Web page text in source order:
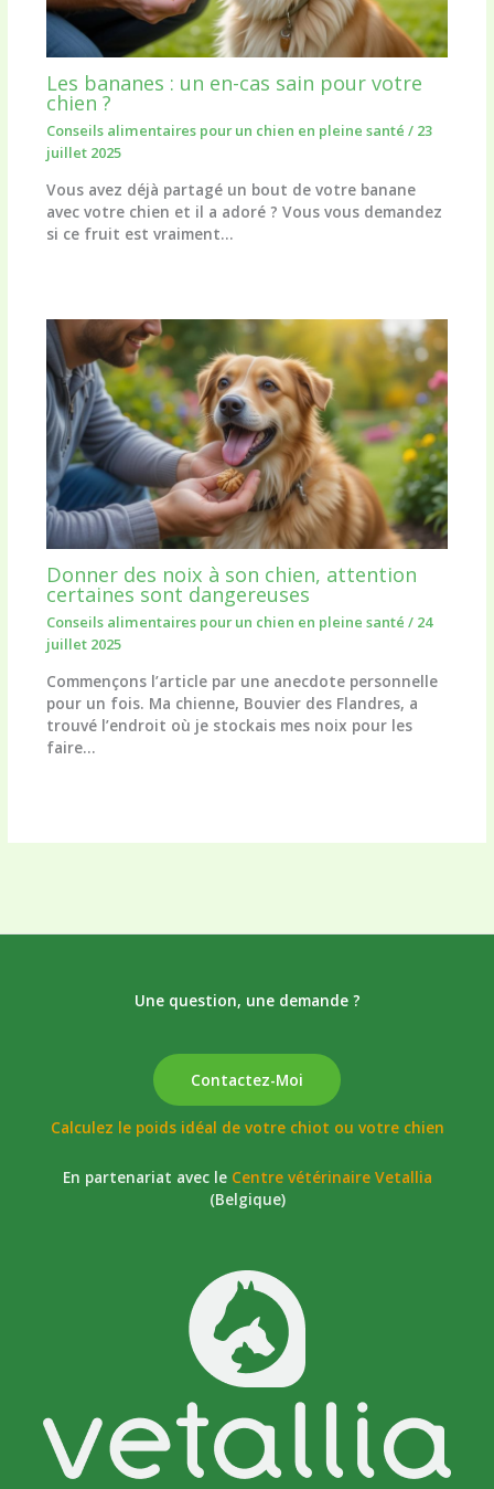
Les bananes : un en-cas sain pour votre
chien ?
Conseils alimentaires pour un chien en pleine santé / 23
juillet 2025
Vous avez déjà partagé un bout de votre banane
avec votre chien et il a adoré ? Vous vous demandez
si ce fruit est vraiment…
Donner des noix à son chien, attention
certaines sont dangereuses
Conseils alimentaires pour un chien en pleine santé / 24
juillet 2025
Commençons l’article par une anecdote personnelle
pour un fois. Ma chienne, Bouvier des Flandres, a
trouvé l’endroit où je stockais mes noix pour les
faire…
Une question, une demande ?
Contactez-Moi
Calculez le poids idéal de votre chiot ou votre chien
En partenariat avec le Centre vétérinaire Vetallia
(Belgique)